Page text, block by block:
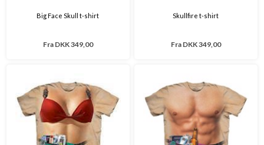
Big Face Skull t-shirt
Fra DKK 349,00
Skullfire t-shirt
Fra DKK 349,00